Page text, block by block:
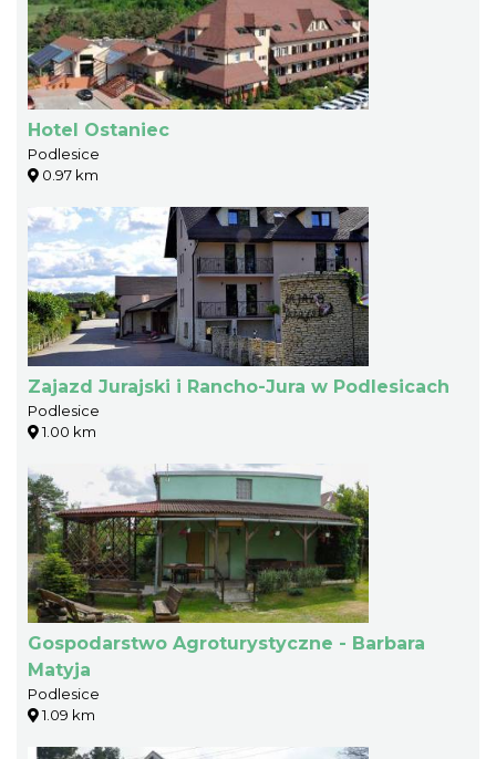
Hotel Ostaniec
Podlesice
0.97 km
Zajazd Jurajski i Rancho-Jura w Podlesicach
Podlesice
1.00 km
Gospodarstwo Agroturystyczne - Barbara
Matyja
Podlesice
1.09 km